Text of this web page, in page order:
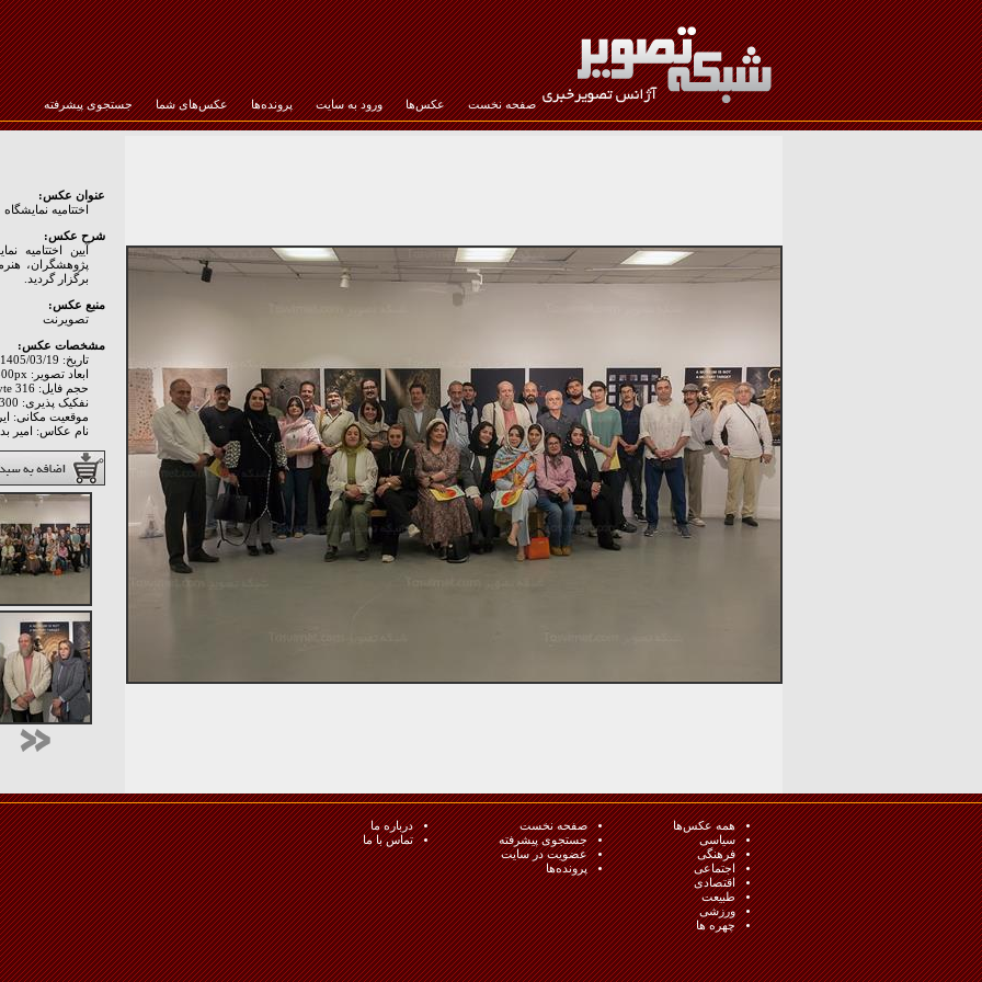
صفحه نخست عکس‌ها ورود به سایت پرونده‌ها عکس‌های شما جستجوی پیشرفته
عنوان عکس:
اختتامیه
شرح عکس:
آیین
پژوهشگران،
برگزار گردید.
منبع عکس:
تصويرنت
مشخصات عکس:
تاریخ: 1405/03/19
ابعاد تصویر: 1200px * 800px
حجم فایل: 316 Byte
نفکیک پذیری: Hor: 300 - Ver: 300
موقعیت مکانی:
نام عکاس: امير
همه عکس‌ها
سیاسی
فرهنگی
اجتماعی
اقتصادی
طبيعت
ورزشی
چهره ها
صفحه نخست
جستجوی پیشرفته
عضویت در سایت
پرونده‌ها
درباره ما
تماس با ما